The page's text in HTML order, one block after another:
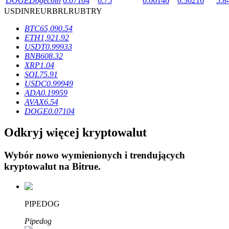
Blokady BTR
Ekskluzywne inwestycje dla posiadaczy BTR
Pożyczki
Usługa pożyczek wspieranych kryptowalutami
USDINREURBRLRUBTRY
BTC65,090.54
ETH1,921.92
USDT0.99933
BNB608.32
XRP1.04
SOL75.91
USDC0.99949
ADA0.19959
AVAX6.54
DOGE0.07104
Odkryj więcej kryptowalut
Wybór nowo wymienionych i trendujących
kryptowalut na Bitrue.
PIPEDOG
Pipedog